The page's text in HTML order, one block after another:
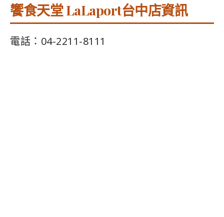
饗食天堂 LaLaport台中店資訊
電話：04-2211-8111